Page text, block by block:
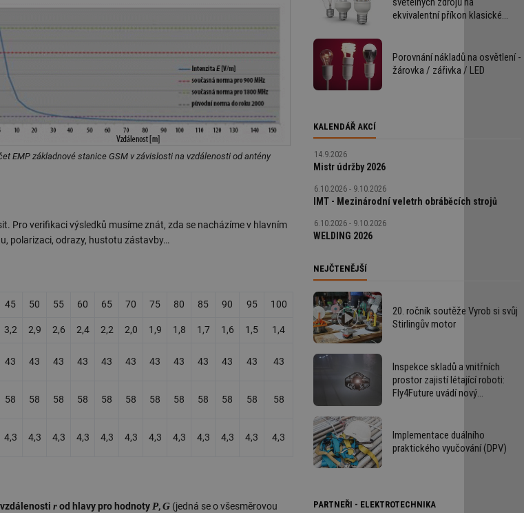
EMP základnové stanice GSM v závislosti na vzdálenosti od antény
Pro verifikaci výsledků musíme znát, zda se nacházíme v hlavním
polarizaci, odrazy, hustotu zástavby…
45 50 55 60 65 70 75 80 85 90 95 100
3,2 2,9 2,6 2,4 2,2 2,0 1,9 1,8 1,7 1,6 1,5 1,4
43 43 43 43 43 43 43 43 43 43 43 43
58 58 58 58 58 58 58 58 58 58 58 58
4,3 4,3 4,3 4,3 4,3 4,3 4,3 4,3 4,3 4,3 4,3 4,3
rod hlavy pro hodnoty P,G (jedná se o všesměrovou
ekvivalentní příkon klasické
Porovnání nákladů na osvětlení -
žárovka / zářivka / LED
KALENDÁŘ AKCÍ
14.9.2026
Mistr údržby 2026
6.10.2026 - 9.10.2026
IMT - Mezinárodní veletrh obráběcích strojů
6.10.2026 - 9.10.2026
WELDING 2026
NEJČTENĚJŠÍ
20. ročník soutěže Vyrob si svůj
Stirlingův motor
Inspekce skladů a vnitřních
prostor zajistí létající roboti:
Fly4Future uvádí nový
Implementace duálního
praktického vyučování (DPV)
PARTNEŘI - ELEKTROTECHNIKA